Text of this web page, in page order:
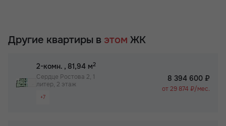
Другие квартиры в этом ЖК
2-комн. , 81,94 м2
Сердце Ростова 2, 1
литер, 2 этаж
+7
8 394 600 ₽
от 29 874 ₽/мес.